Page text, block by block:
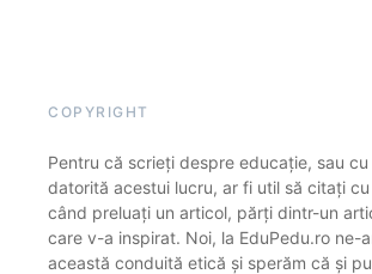
COPYRIGHT
Pentru că scrieți despre educație, sau
datorită acestui lucru, ar fi util să citați
când preluați un articol, părți dintr-un
care v-a inspirat. Noi, la EduPedu.ro ne-
această conduită etică și sperăm că și